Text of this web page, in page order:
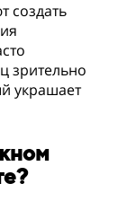
создать
зрительно
украшает